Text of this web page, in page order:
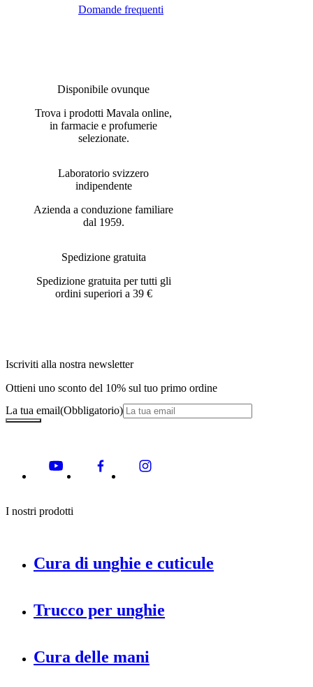
Domande frequenti
Disponibile ovunque
Trova i prodotti Mavala online,
in farmacie e profumerie
selezionate.
Laboratorio svizzero
indipendente
Azienda a conduzione familiare
dal 1959.
Spedizione gratuita
Spedizione gratuita per tutti gli
ordini superiori a 39 €
Iscriviti alla nostra newsletter
Ottieni uno sconto del 10% sul tuo primo ordine
La tua email(Obbligatorio)
I nostri prodotti
Cura di unghie e cuticule
Trucco per unghie
Cura delle mani